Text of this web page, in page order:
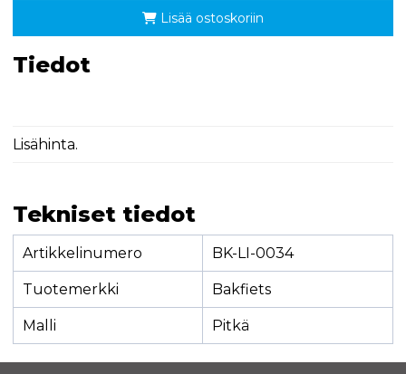
Lisää ostoskoriin
Tiedot
Lisähinta.
Tekniset tiedot
Artikkelinumero BK-LI-0034
Tuotemerkki Bakfiets
Malli Pitkä